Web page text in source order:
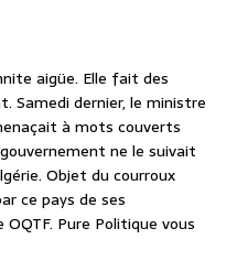
aigüe. Elle fait des
Samedi dernier, le ministre
à mots couverts
ne le suivait
Objet du courroux
ce pays de ses
Pure Politique vous